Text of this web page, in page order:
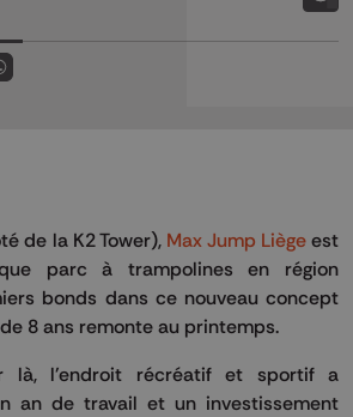
FaceBook
sur LinkedIn
sur Whatsapp
de la K2 Tower), Max Jump Liègeest
parc à trampolines en région
bonds dans ce nouveau concept
8 ans remonte au printemps.
là, l'endroit récréatif et sportif a
an de travail et un investissement